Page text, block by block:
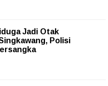
Jadi Otak
Polisi